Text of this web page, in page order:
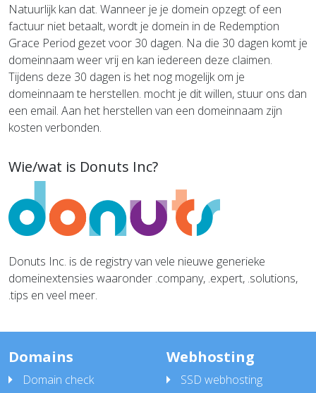
Natuurlijk kan dat. Wanneer je je domein opzegt of een
factuur niet betaalt, wordt je domein in de Redemption
Grace Period gezet voor 30 dagen. Na die 30 dagen komt je
domeinnaam weer vrij en kan iedereen deze claimen.
Tijdens deze 30 dagen is het nog mogelijk om je
domeinnaam te herstellen. mocht je dit willen, stuur ons dan
een email. Aan het herstellen van een domeinnaam zijn
kosten verbonden.
Wie/wat is Donuts Inc?
Donuts Inc. is de registry van vele nieuwe generieke
domeinextensies waaronder .company, .expert, .solutions,
.tips en veel meer.
Domains
Domain check
Webhosting
SSD webhosting